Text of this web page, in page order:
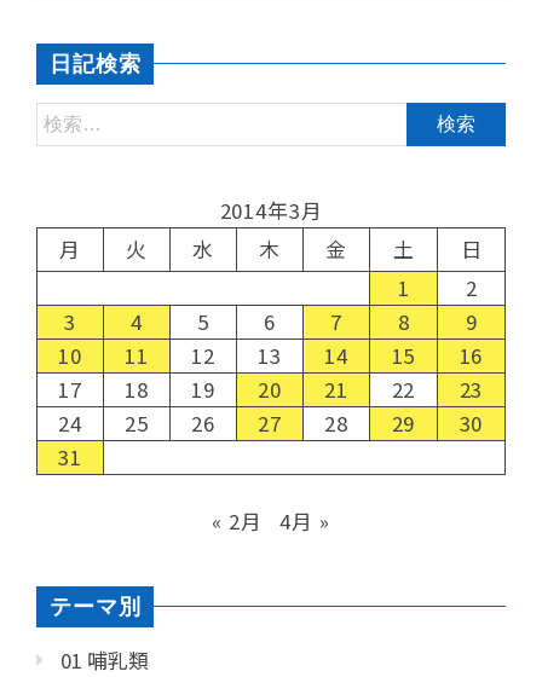
日記検索
2014年3月
月
火 水 木 金 土
日
1
2
3
4 5 6 7 8
9
10
11 12 13 14 15
16
17
18 19 20 21 22
23
24
25 26 27 28 29
30
31
« 2月 4月 »
テーマ別
01 哺乳類